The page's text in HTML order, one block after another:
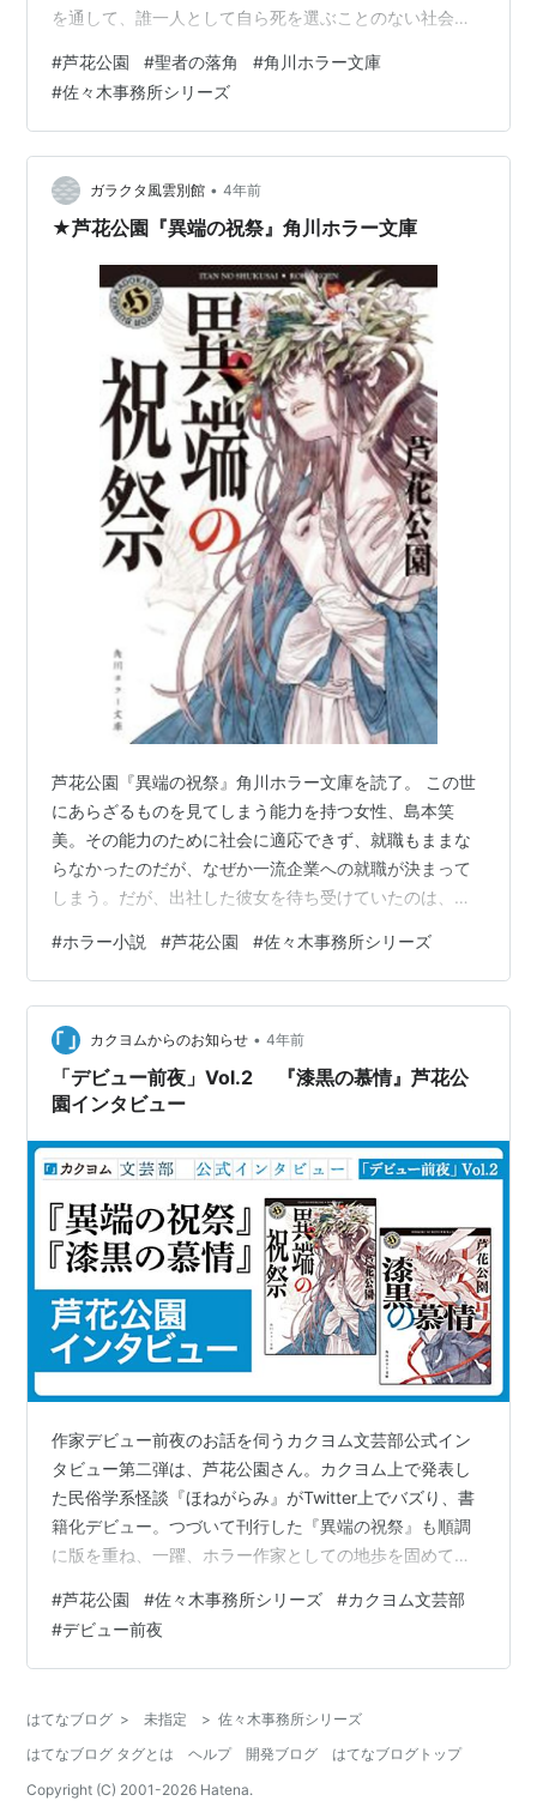
を通して、誰一人として自ら死を選ぶことのない社会を
自治体で働いていると、子どもの貧困や虐待、命に関わ
る病気・障害、不当な人権侵害などの厳しい現実に直面
する人々を目の当たりにする。一人の担当者として個々
人や地域の抱える問題を認識した以上、見て見ぬふりは
できないので自分にできる仕事を全力でやり、問題解決
に貢献してきた自負も少なからずもってきた。その…
#芦花公園 #聖者の落角 #角川ホラー文庫
#佐々木事務所シリーズ
ガラクタ風雲別館 • 4年前
★芦花公園『異端の祝祭』角川ホラー文庫
芦花公園『異端の祝祭』角川ホラー文庫を読了。 この世
にあらざるものを見てしまう能力を持つ女性、島本笑
美。その能力のために社会に適応できず、就職もままな
らなかったのだが、なぜか一流企業への就職が決まって
しまう。だが、出社した彼女を待ち受けていたのは、仕
事務所を開設している佐々木るみと、彼女のサポートを
している青山幸喜。ろくに依頼もなく、暇をもてあまし
ていた彼らのもとにもちこまれたのは、謎の組織にとり
こまれた妹を取り戻してほしいという島本笑美の兄から
の依頼だった。島本笑美をとりもどすための行動を起こ
するみと青山だったが、その前に立ちふさがったのは
#ホラー小説 #芦花公園 #佐々木事務所シリーズ
カクヨムからのお知らせ • 4年前
「デビュー前夜」Vol.2 『漆黒の慕情』芦花公
園インタビュー
作家デビュー前夜のお話を伺うカクヨム文芸部公式イン
タビュー第二弾は、芦花公園さん。カクヨム上で発表し
た民俗学系怪談『ほねがらみ』がTwitter上でバズり、書
籍化デビュー。つづいて刊行した『異端の祝祭』も順調
に版を重ね、一躍、ホラー作家としての地歩を固めてい
情』は、前作『異端の祝祭』に続く、心霊案件専門の
佐々木事務所シリーズ第二弾。鮮烈デビューまでの道の
りや、創作秘話を伺いました。 ――そもそも、最初にカ
ったのでしょう？ 芦花公園（以下、芦花）；Twitter上で
つながっていた仲間が、カクヨムで小…
#芦花公園 #佐々木事務所シリーズ #カクヨム文芸部
#デビュー前夜
はてなブログ > 未指定 > 佐々木事務所シリーズ
はてなブログ タグとは
ヘルプ 開発ブログ
はてなブログトップ
Copyright (C) 2001-2026 Hatena.